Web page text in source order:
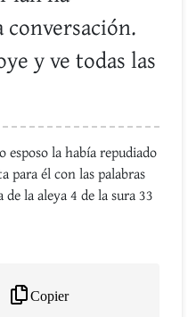
conversación.
y ve todas las
esposo la había repudiado
para él con las palabras
la aleya 4 de la sura 33
Copier